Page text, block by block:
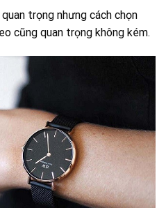
trọng nhưng cách chọn
cũng quan trọng không kém.